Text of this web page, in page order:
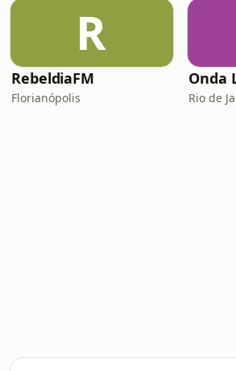
R
RebeldiaFM
Florianópolis
Onda
Rio de